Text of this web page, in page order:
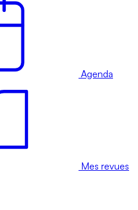
Agenda
Mes revues